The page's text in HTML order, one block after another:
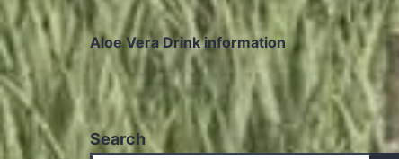
Aloe Vera Drink information
Search